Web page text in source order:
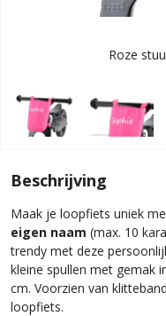
Roze
Beschrijving
Maak je loopfiets uniek
eigen naam (max. 10
trendy met deze
kleine spullen met gemak
cm. Voorzien van
loopfiets.